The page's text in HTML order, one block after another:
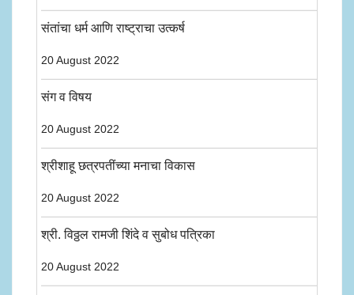
संतांचा धर्म आणि राष्ट्राचा उत्कर्ष
20 August 2022
संग व विषय
20 August 2022
श्रीशाहू छत्रपतींच्या मनाचा विकास
20 August 2022
श्री. विठ्ठल रामजी शिंदे व सुबोध पत्रिका
20 August 2022